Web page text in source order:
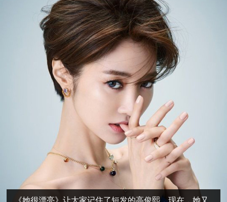
《她很漂亮》让大家记住了短发的高俊熙，现在，她又